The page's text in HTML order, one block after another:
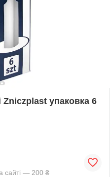
Zniczplast упаковка 6
сайті — 200 ₴